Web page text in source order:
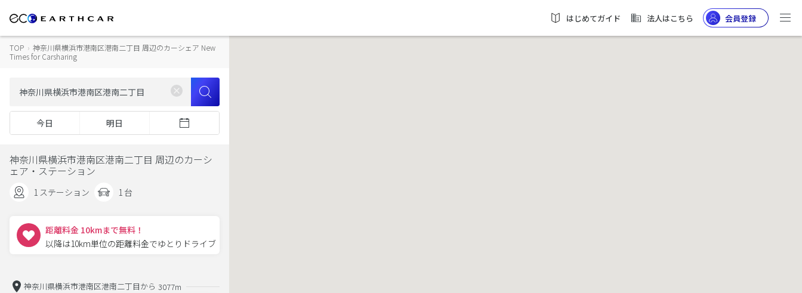
はじめてガイド 法人はこちら 会員登録
TOP › 神奈川県横浜市港南区港南二丁目 周辺のカーシェア New
Times for Carsharing
今日 明日
神奈川県横浜市港南区港南二丁目 周辺のカーシ
ェア・ステーション
1 ステーション 1 台
距離料金 10kmまで無料！
以降は10km単位の距離料金でゆとりドライブ
神奈川県横浜市港南区港南二丁目から 3077m